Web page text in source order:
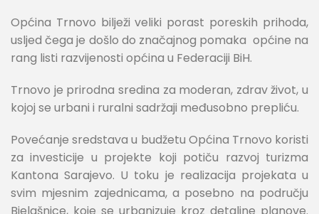
Općina Trnovo bilježi veliki porast poreskih prihoda,
usljed čega je došlo do značajnog pomaka općine na
rang listi razvijenosti općina u Federaciji BiH.
Trnovo je prirodna sredina za moderan, zdrav život, u
kojoj se urbani i ruralni sadržaji međusobno prepliću.
Povećanje sredstava u budžetu Općina Trnovo koristi
za investicije u projekte koji potiču razvoj turizma
Kantona Sarajevo. U toku je realizacija projekata u
svim mjesnim zajednicama, a posebno na području